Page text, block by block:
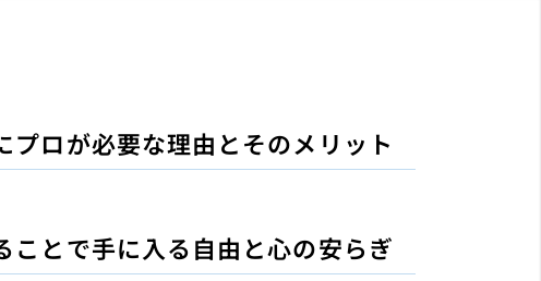
プロが必要な理由とそのメリット
ことで手に入る自由と心の安らぎ